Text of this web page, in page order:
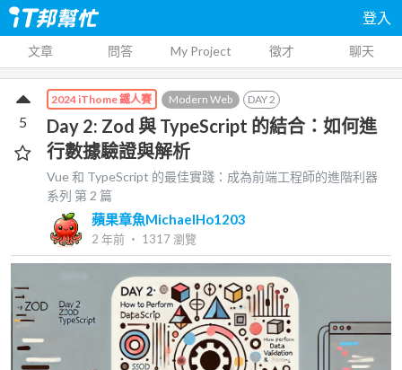
登入
文章 問答 My Project 徵才 聊天
2024 iThome 鐵人賽 Modern Web DAY2
Day 2: Zod 與 TypeScript 的結合：如何進
行數據驗證與解析
Vue 和 TypeScript 的最佳實踐：成為前端工程師的進階利器
系列 第2 篇
蘋果章魚MichaelHo1203
2 年前 ‧ 1317瀏覽
5